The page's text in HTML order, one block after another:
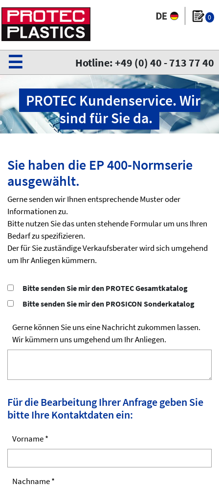
0
Hotline: +49 (0) 40 - 713 77 40
☰
PROTEC Kundenservice. Wir
sind für Sie da.
Sie haben die EP 400-Normserie
ausgewählt.
Gerne senden wir Ihnen entsprechende Muster oder
Informationen zu.
Bitte nutzen Sie das unten stehende Formular um uns Ihren
Bedarf zu spezifizieren.
Der für Sie zuständige Verkaufsberater wird sich umgehend
um Ihr Anliegen kümmern.
Bitte senden Sie mir den PROTEC Gesamtkatalog
Bitte senden Sie mir den PROSICON Sonderkatalog
Gerne können Sie uns eine Nachricht zukommen lassen.
Wir kümmern uns umgehend um Ihr Anliegen.
Für die Bearbeitung Ihrer Anfrage geben Sie
bitte Ihre Kontaktdaten ein:
Vorname *
Nachname *